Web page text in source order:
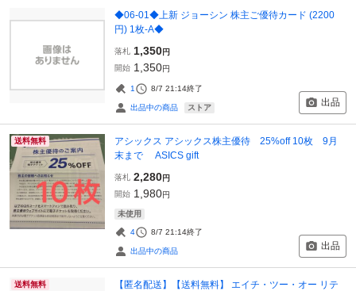
◆06-01◆上新 ジョーシン 株主ご優待カード (2200
円) 1枚-A◆
落札 1,350円
開始 1,350円
1 8/7 21:14終了
出品中の商品 ストア 出品
送料無料
アシックス アシックス株主優待 25%off 10枚 9月
末まで ASICS gift
落札 2,280円
開始 1,980円
未使用
4 8/7 21:14終了
出品中の商品 出品
送料無料
【匿名配送】【送料無料】 エイチ・ツー・オー リテ